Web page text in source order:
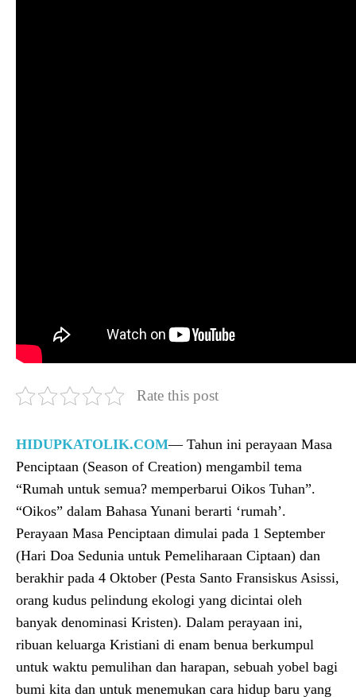
Rate this post
HIDUPKATOLIK.COM— Tahun ini perayaan Masa
Penciptaan (Season of Creation) mengambil tema
“Rumah untuk semua? memperbarui Oikos Tuhan”.
“Oikos” dalam Bahasa Yunani berarti ‘rumah’.
Perayaan Masa Penciptaan dimulai pada 1 September
(Hari Doa Sedunia untuk Pemeliharaan Ciptaan) dan
berakhir pada 4 Oktober (Pesta Santo Fransiskus Asissi,
orang kudus pelindung ekologi yang dicintai oleh
banyak denominasi Kristen). Dalam perayaan ini,
ribuan keluarga Kristiani di enam benua berkumpul
untuk waktu pemulihan dan harapan, sebuah yobel bagi
bumi kita dan untuk menemukan cara hidup baru yang